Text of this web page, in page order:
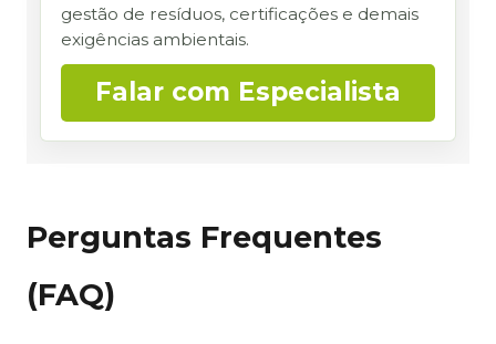
gestão de resíduos, certificações e demais
exigências ambientais.
Falar com Especialista
Perguntas Frequentes
(FAQ)